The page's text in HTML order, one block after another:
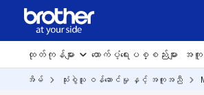
ထုတ်ကုန်များ ထောက်ပံ့ရေးပစ္စည်းများ အကူ
အိမ် သုံးစွဲသူ ဝန်ဆောင်မှု နှင့် အကူအညီ